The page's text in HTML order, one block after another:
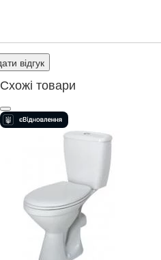
відгук
Схожі товари